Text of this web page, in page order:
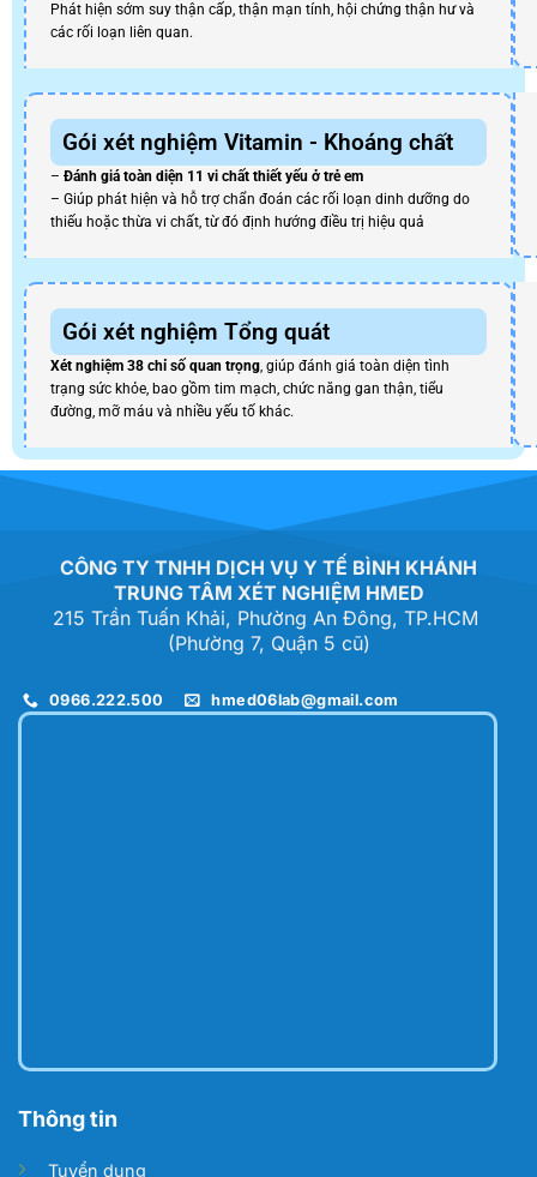
Phát hiện sớm suy thận cấp, thận mạn tính, hội chứng thận hư và
các rối loạn liên quan.
Gói xét nghiệm Vitamin - Khoáng chất
– Đánh giá toàn diện 11 vi chất thiết yếu ở trẻ em
– Giúp phát hiện và hỗ trợ chẩn đoán các rối loạn dinh dưỡng do
thiếu hoặc thừa vi chất, từ đó định hướng điều trị hiệu quả
Gói xét nghiệm Tổng quát
Xét nghiệm 38 chỉ số quan trọng, giúp đánh giá toàn diện tình
trạng sức khỏe, bao gồm tim mạch, chức năng gan thận, tiểu
đường, mỡ máu và nhiều yếu tố khác.
CÔNG TY TNHH DỊCH VỤ Y TẾ BÌNH KHÁNH
TRUNG TÂM XÉT NGHIỆM HMED
215 Trần Tuấn Khải, Phường An Đông, TP.HCM
(Phường 7, Quận 5 cũ)
0966.222.500 hmed06lab@gmail.com
Thông tin
Tuyển dụng